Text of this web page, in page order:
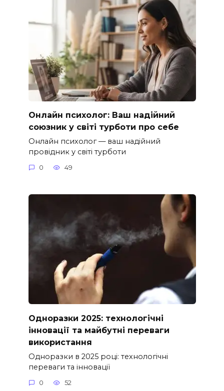
Онлайн психолог: Ваш надійний
союзник у світі турботи про себе
Онлайн психолог — ваш надійний
провідник у світі турботи
0 49
Одноразки 2025: технологічні
інновації та майбутні переваги
використання
Одноразки в 2025 році: технологічні
переваги та інновації
0 52